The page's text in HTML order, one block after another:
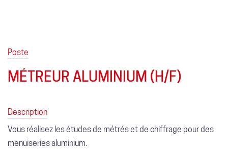
Poste
MÉTREUR ALUMINIUM (H/F)
Description
Vous réalisez les études de métrés et de chiffrage pour des
menuiseries aluminium.